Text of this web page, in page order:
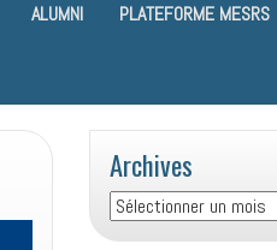
ALUMNI PLATEFORME MESRS
Archives
Archives